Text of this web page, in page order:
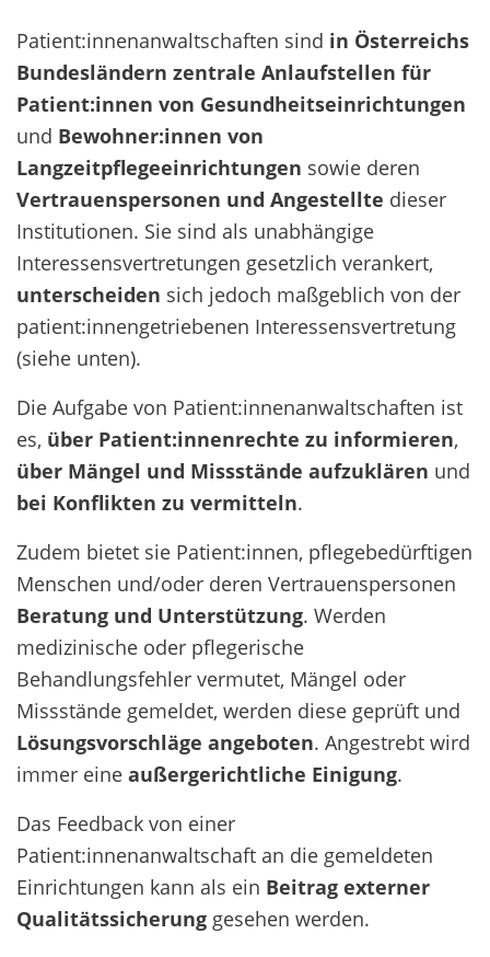
Patient:innenanwaltschaften sind in Österreichs
Bundesländern zentrale Anlaufstellen für
Patient:innen von Gesundheitseinrichtungen
und Bewohner:innen von
Langzeitpflegeeinrichtungen sowie deren
Vertrauenspersonen und Angestellte dieser
Institutionen. Sie sind als unabhängige
Interessensvertretungen gesetzlich verankert,
unterscheiden sich jedoch maßgeblich von der
patient:innengetriebenen Interessensvertretung
(siehe unten).
Die Aufgabe von Patient:innenanwaltschaften ist
es, über Patient:innenrechte zu informieren,
über Mängel und Missstände aufzuklären und
bei Konflikten zu vermitteln.
Zudem bietet sie Patient:innen, pflegebedürftigen
Menschen und/oder deren Vertrauenspersonen
Beratung und Unterstützung. Werden
medizinische oder pflegerische
Behandlungsfehler vermutet, Mängel oder
Missstände gemeldet, werden diese geprüft und
Lösungsvorschläge angeboten. Angestrebt wird
immer eine außergerichtliche Einigung.
Das Feedback von einer
Patient:innenanwaltschaft an die gemeldeten
Einrichtungen kann als ein Beitrag externer
Qualitätssicherung gesehen werden.